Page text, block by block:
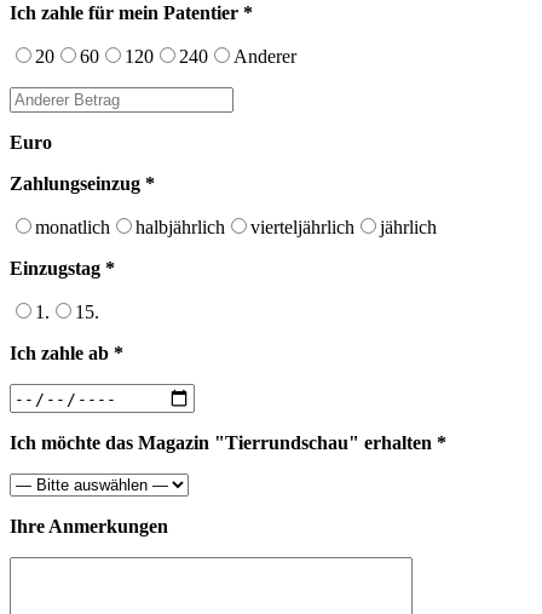
Ich zahle für mein Patentier *
20 60 120 240 Anderer
Euro
Zahlungseinzug *
monatlich halbjährlich vierteljährlich
jährlich
Einzugstag *
1.
15.
Ich zahle ab *
Ich möchte das Magazin "Tierrundschau" erhalten *
Ihre Anmerkungen